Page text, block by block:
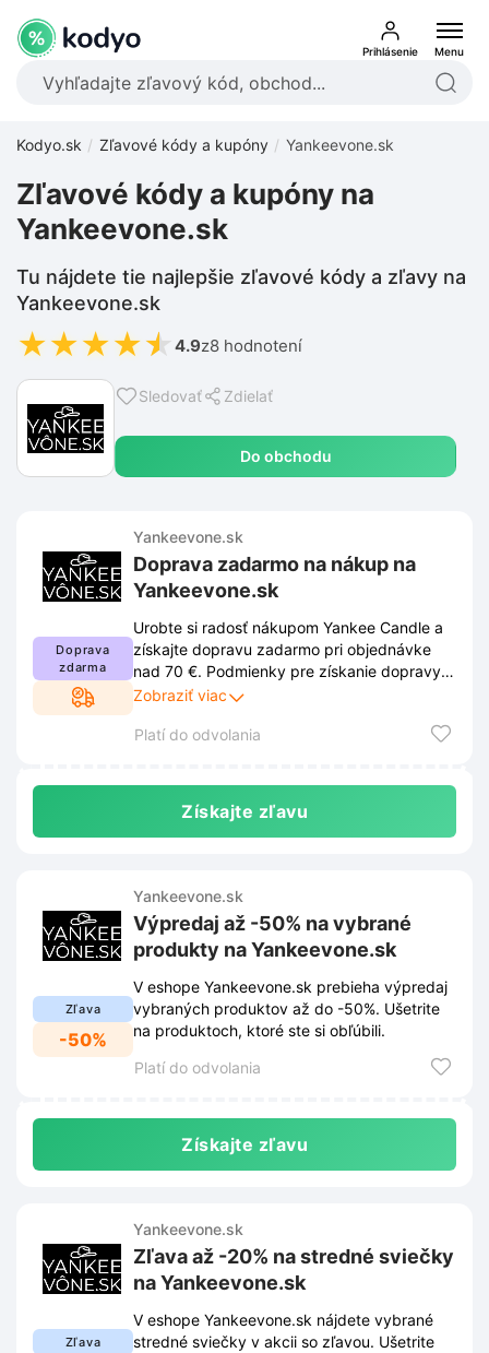
Prihlásenie Menu
Kodyo.sk Zľavové kódy a kupóny Yankeevone.sk
Sledovať Zdielať
Do obchodu
Zľavové kódy a kupóny na
Yankeevone.sk
Tu nájdete tie najlepšie zľavové kódy a zľavy na
Yankeevone.sk
★★★★★ 4.9z8 hodnotení
Doprava
zdarma
Yankeevone.sk
Doprava zadarmo na nákup na
Yankeevone.sk
Urobte si radosť nákupom Yankee Candle a
získajte dopravu zadarmo pri objednávke
nad 70 €. Podmienky pre získanie dopravy
zadarmo nájdete na našom webe.
žiadna výhoda neunikla.
Zobraziť viac
Platí do odvolania
Získajte zľavu
Zľava
-50%
Yankeevone.sk
Výpredaj až -50% na vybrané
produkty na Yankeevone.sk
V eshope Yankeevone.sk prebieha výpredaj
vybraných produktov až do -50%. Ušetrite
na produktoch, ktoré ste si obľúbili.
Platí do odvolania
Získajte zľavu
Zľava
Yankeevone.sk
Zľava až -20% na stredné sviečky
na Yankeevone.sk
V eshope Yankeevone.sk nájdete vybrané
stredné sviečky v akcii so zľavou. Ušetrite